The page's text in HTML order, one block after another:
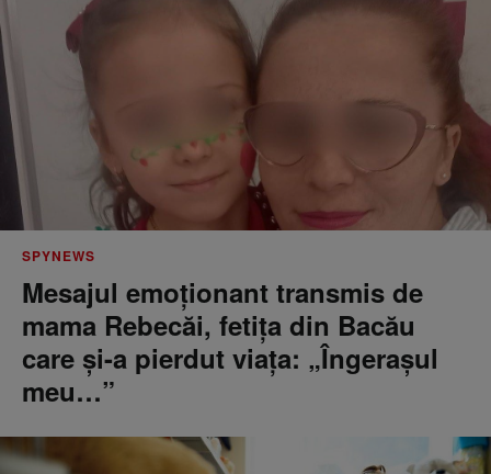
SPYNEWS
Mesajul emoționant transmis de
mama Rebecăi, fetița din Bacău
care și-a pierdut viața: „Îngerașul
meu…”